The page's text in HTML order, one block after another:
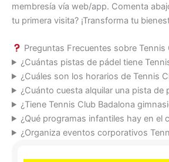
membresía vía web/app. Comenta
tu primera visita? ¡Transforma tu
Preguntas Frecuentes sobre Tennis
¿Cuántas pistas de pádel tiene
¿Cuáles son los horarios de Tennis
¿Cuánto cuesta alquilar una pista de
¿Tiene Tennis Club Badalona
¿Qué programas infantiles hay en el
¿Organiza eventos corporativos